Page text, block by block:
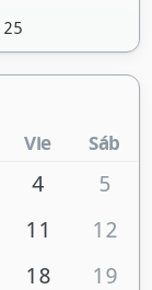
25
Vie Sáb
4
5
11
12
18
19